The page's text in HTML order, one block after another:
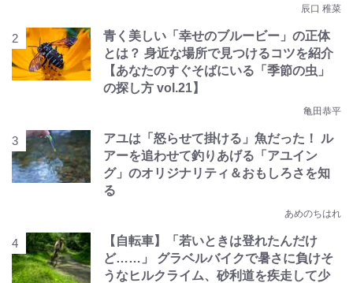
辰口 稚菜
青く美しい「幸せのブルービー」の正体
とは？ 身近な場所で見つけるコツを紹介
【あなたのすぐそばにいる「季節の虫」
の探し方 vol.21】
亀田恭平
アユは「怒らせて掛ける」魚だった！ ル
アーを追わせて釣りあげる「アユイン
グ」のオリジナリティ＆おもしろさを知
る
あめのちはれ
【自転車】「若いときは登れたんだけ
ど……」 グラベルバイクで暑さに負けそ
うなヒルクライム、砂利道を疾走して少